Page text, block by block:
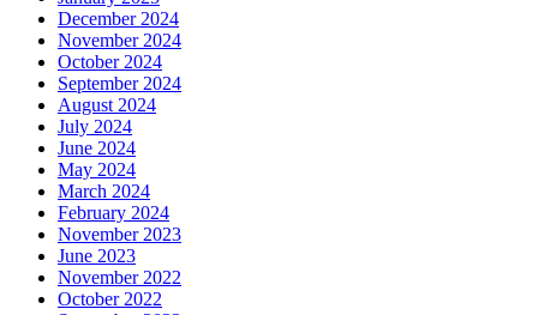
December 2024
November 2024
October 2024
September 2024
August 2024
July 2024
June 2024
May 2024
March 2024
February 2024
November 2023
June 2023
November 2022
October 2022